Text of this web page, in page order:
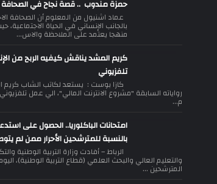
حمزة مندوب .. قصة نجاح في الصحافة
عماد اشنيول من المعلوم أن الصحافة
بالجانب الإنساني في الحياة الاجتماعية،
منهجا يعتمد على الملاحظة والاس...
كريم المشد يناقش كيفيه الربح من
تلفزيوني
كازا بوست : يستعد لكاتب الشاب كريم
رواياته السابقة "مشروع الانترنت المالي"، الي عمل
م...
امتحانات الباكلوريا.. الحصول على
بالنسبة للمترشحين الأحرار ممن لم
الرباط – أفادت وزارة التربية الوطنية
والتعليم العالي والبحث العلمي (قطاع التربية الوطنية)، اليوم
المترشحين ...